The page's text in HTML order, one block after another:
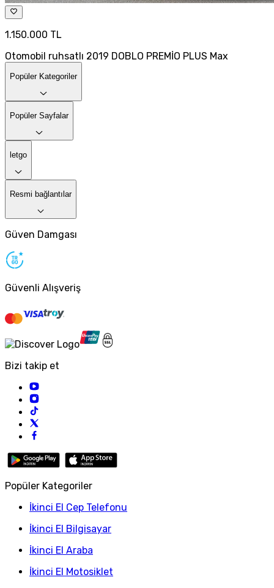
1.150.000 TL
Otomobil ruhsatlı 2019 DOBLO PREMİO PLUS Max
Popüler Kategoriler
Popüler Sayfalar
letgo
Resmi bağlantılar
Güven Damgası
Güvenli Alışveriş
Bizi takip et
Popüler Kategoriler
İkinci El Cep Telefonu
İkinci El Bilgisayar
İkinci El Araba
İkinci El Motosiklet